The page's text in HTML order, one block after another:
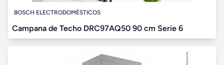
BOSCH ELECTRODOMÉSTICOS
Campana de Techo DRC97AQ50 90 cm Serie 6